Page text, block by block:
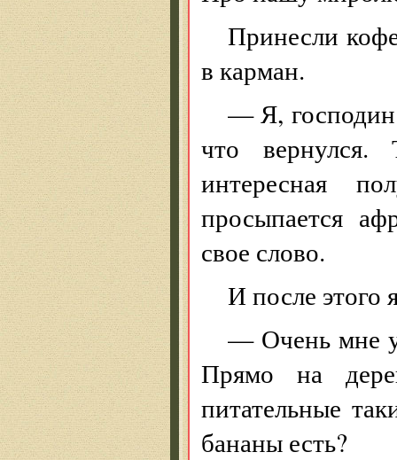
Принесли
в карман.
— Я, господин
что вернулся.
интересная
просыпается
свое слово.
И после этого
— Очень мне
Прямо на
питательные
бананы есть?